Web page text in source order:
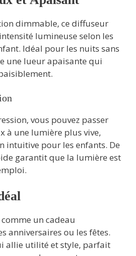
dimmable, ce diffuseur
lumineuse selon les
Idéal pour les nuits sans
une lueur apaisante qui
vous pouvez passer
à une lumière plus vive,
intuitive pour les enfants. De
garantit que la lumière est
un cadeau
anniversaires ou les fêtes.
allie utilité et style, parfait